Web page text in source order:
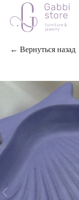
← Вернуться назад